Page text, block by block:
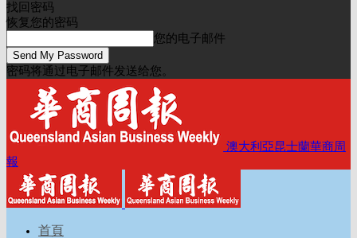
找回密码
恢复您的密码
您的电子邮件
密码将通过电子邮件发送给您。
澳大利亞昆士蘭華商周
報
首頁